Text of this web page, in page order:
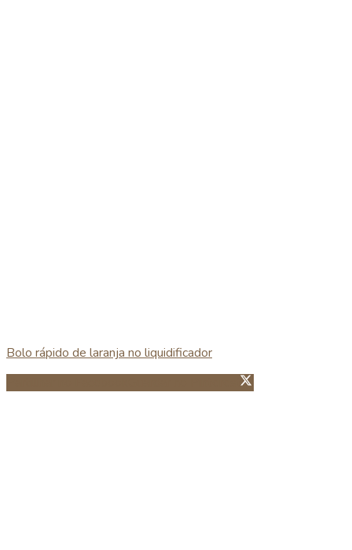
Bolo rápido de laranja no liquidificador
Guardar no Pinterest